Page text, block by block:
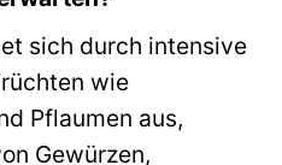
sich durch intensive
wie
Pflaumen aus,
Gewürzen,